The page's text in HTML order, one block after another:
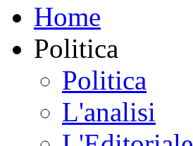
Home
Politica
Politica
L'analisi